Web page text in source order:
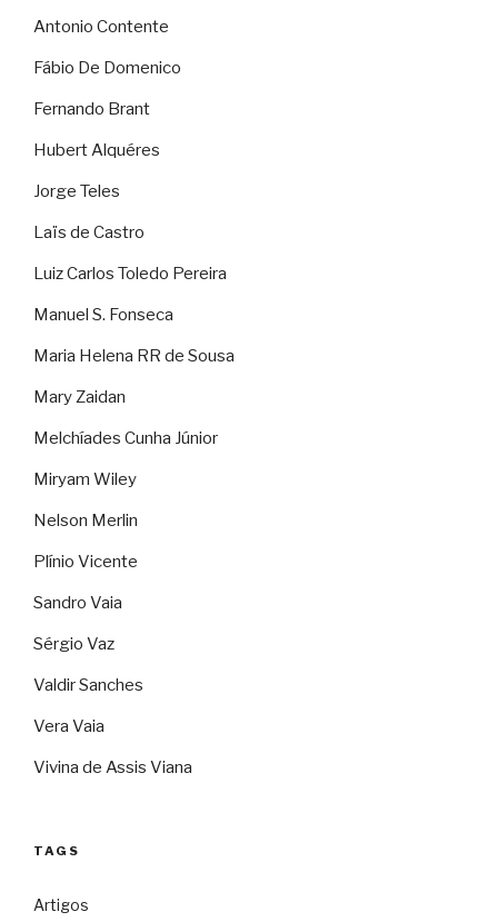
Antonio Contente
Fábio De Domenico
Fernando Brant
Hubert Alquéres
Jorge Teles
Laïs de Castro
Luiz Carlos Toledo Pereira
Manuel S. Fonseca
Maria Helena RR de Sousa
Mary Zaidan
Melchíades Cunha Júnior
Miryam Wiley
Nelson Merlin
Plínio Vicente
Sandro Vaia
Sérgio Vaz
Valdir Sanches
Vera Vaia
Vivina de Assis Viana
TAGS
Artigos